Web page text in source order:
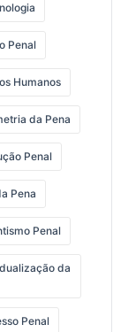
Penal
Humanos
da Pena
Penal
Pena
Penal
da
Penal